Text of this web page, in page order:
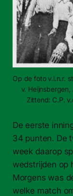
Op de foto v.l.n.r.
v. Heijnsbergen,
Zittend: C.P.
De eerste
34 punten. De
week daarop
wedstrijden op
Morgens was
welke match